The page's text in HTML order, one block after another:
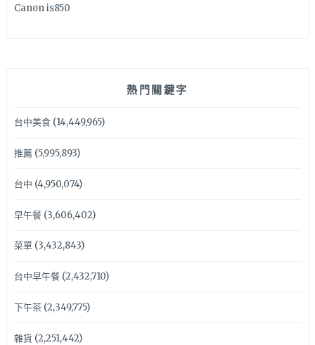
Canon is850
熱門關鍵字
台中美食(14,449,965)
推薦(5,995,893)
台中 (4,950,074)
早午餐(3,606,402)
菜單(3,432,843)
台中早午餐(2,432,710)
下午茶(2,349,775)
雜貨 (2,251,442)